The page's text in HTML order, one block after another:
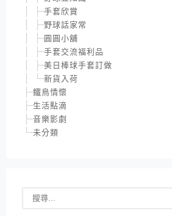
手套欣賞
野球話家常
圓圓小舖
手套交流福利品
美日棒球手套訂做
新貨入荷
鐵鳥情懷
生活點滴
音樂影劇
未分類